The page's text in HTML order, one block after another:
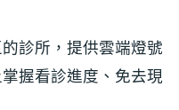
診所，提供雲端燈號
握看診進度、免去現